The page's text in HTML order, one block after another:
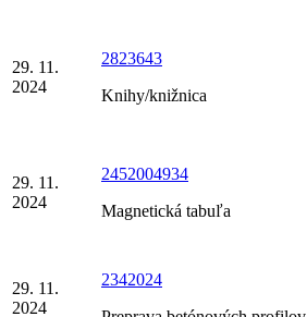
29. 11.
2024
2823643
Knihy/knižnica
29. 11.
2024
2452004934
Magnetická tabuľa
29. 11.
2024
2342024